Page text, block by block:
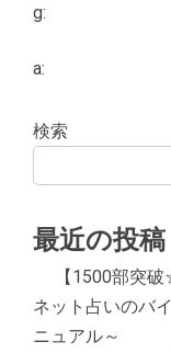
g:
a:
検索
最近の投稿
【1500部突
ネット占いのバ
ニュアル～